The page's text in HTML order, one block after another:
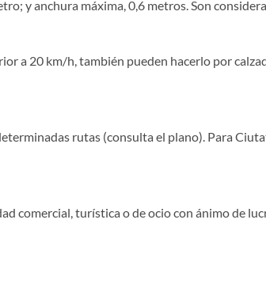
y anchura máxima, 0,6 metros. Son
a 20 km/h, también pueden hacerlo por
rutas (consulta el plano). Para
comercial, turística o de ocio con ánimo de